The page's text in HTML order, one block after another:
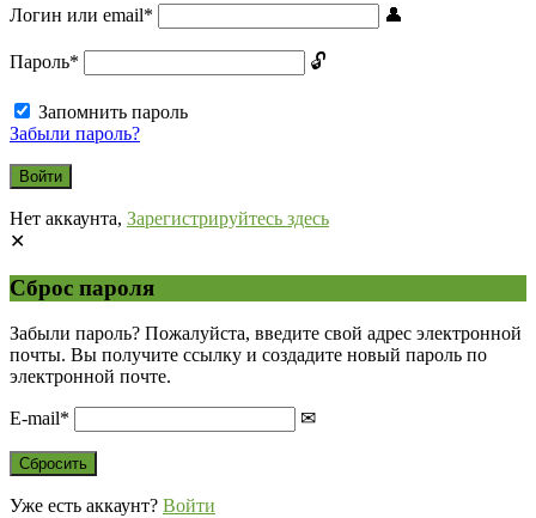
Логин или email*
Пароль*
Запомнить пароль
Забыли пароль?
Нет аккаунта, Зарегистрируйтесь здесь
Сброс пароля
Забыли пароль? Пожалуйста, введите свой адрес электронной
почты. Вы получите ссылку и создадите новый пароль по
электронной почте.
E-mail*
Уже есть аккаунт? Войти